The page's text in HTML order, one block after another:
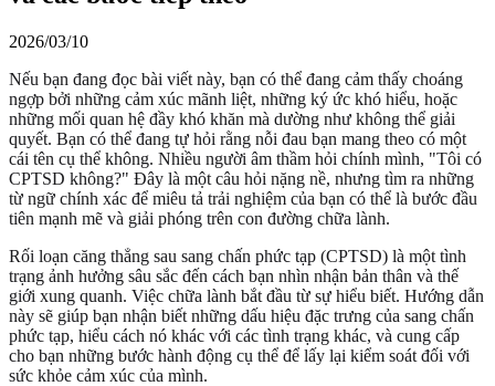
2026/03/10
Nếu bạn đang đọc bài viết này, bạn có thể đang cảm thấy choáng
ngợp bởi những cảm xúc mãnh liệt, những ký ức khó hiểu, hoặc
những mối quan hệ đầy khó khăn mà dường như không thể giải
quyết. Bạn có thể đang tự hỏi rằng nỗi đau bạn mang theo có một
cái tên cụ thể không. Nhiều người âm thầm hỏi chính mình, "Tôi có
CPTSD không?" Đây là một câu hỏi nặng nề, nhưng tìm ra những
từ ngữ chính xác để miêu tả trải nghiệm của bạn có thể là bước đầu
tiên mạnh mẽ và giải phóng trên con đường chữa lành.
Rối loạn căng thẳng sau sang chấn phức tạp (CPTSD) là một tình
trạng ảnh hưởng sâu sắc đến cách bạn nhìn nhận bản thân và thế
giới xung quanh. Việc chữa lành bắt đầu từ sự hiểu biết. Hướng dẫn
này sẽ giúp bạn nhận biết những dấu hiệu đặc trưng của sang chấn
phức tạp, hiểu cách nó khác với các tình trạng khác, và cung cấp
cho bạn những bước hành động cụ thể để lấy lại kiểm soát đối với
sức khỏe cảm xúc của mình.